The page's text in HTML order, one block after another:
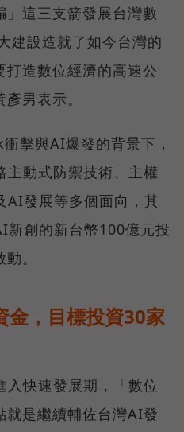
這三支箭發展台灣數
建設造就了如今台灣的
造數位經濟的高速公
男表示。
擊與AI爆發的背景下，
動式防禦技術、主權
AI發展等多個面向，其
新創的新台幣100億元投
。
金，目標投資30家
快速發展期，「數位
就是繼續輔佐台灣AI發